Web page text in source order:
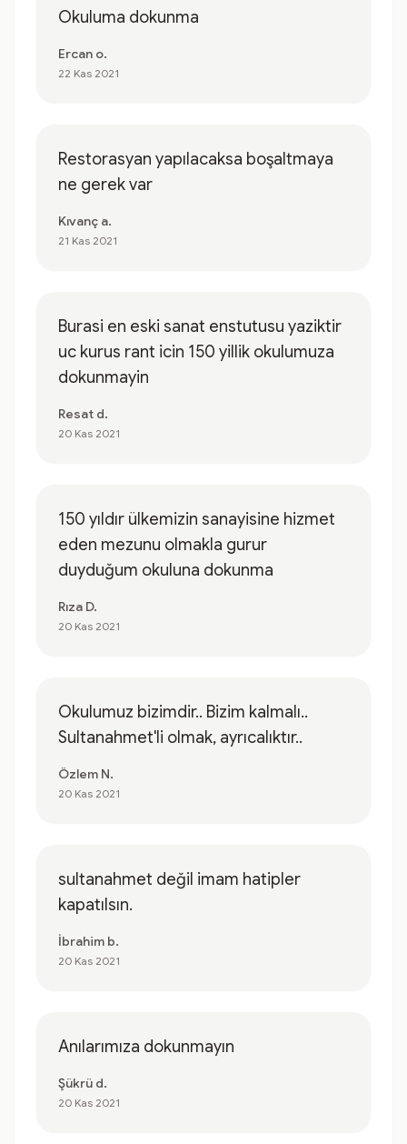
Okuluma dokunma
Ercan o.
22 Kas 2021
Restorasyan yapılacaksa boşaltmaya
ne gerek var
Kıvanç a.
21 Kas 2021
Burasi en eski sanat enstutusu yaziktir
uc kurus rant icin 150 yillik okulumuza
dokunmayin
Resat d.
20 Kas 2021
150 yıldır ülkemizin sanayisine hizmet
eden mezunu olmakla gurur
duyduğum okuluna dokunma
Rıza D.
20 Kas 2021
Okulumuz bizimdir.. Bizim kalmalı..
Sultanahmet'li olmak, ayrıcalıktır..
Özlem N.
20 Kas 2021
sultanahmet değil imam hatipler
kapatılsın.
İbrahim b.
20 Kas 2021
Anılarımıza dokunmayın
Şükrü d.
20 Kas 2021